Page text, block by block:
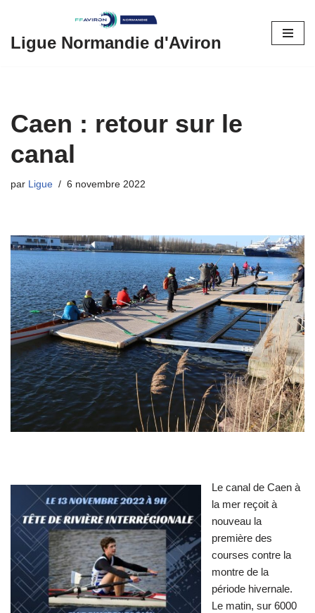
Aller
Ligue Normandie d'Aviron
Caen : retour sur le
canal
par Ligue 6 novembre 2022
Le canal de Caen à
la mer reçoit à
nouveau la
première des
courses contre la
montre de la
période hivernale.
Le matin, sur 6000